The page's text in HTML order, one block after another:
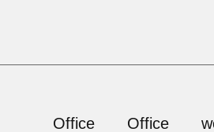
Office Office